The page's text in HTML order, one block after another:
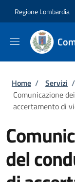
Regione Lombardia
Briciole
Home / Servizi /
Comunicazione
accertamento di
del